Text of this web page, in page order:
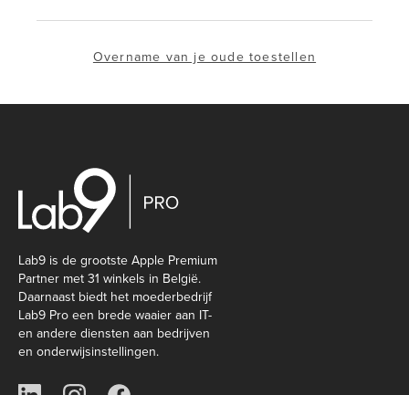
Overname van je oude toestellen
Lab9 is de grootste Apple Premium
Partner met 31 winkels in België.
Daarnaast biedt het moederbedrijf
Lab9 Pro een brede waaier aan IT-
en andere diensten aan bedrijven
en onderwijsinstellingen.